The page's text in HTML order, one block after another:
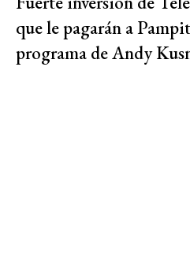
que le pagarán a
programa de Andy